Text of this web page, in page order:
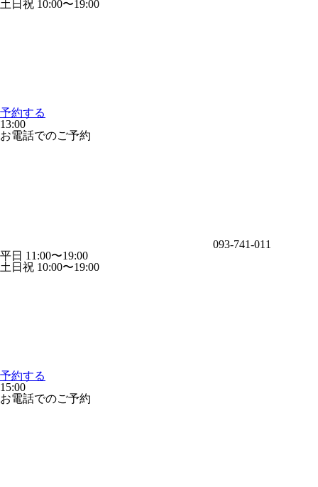
土日祝 10:00〜19:00
予約する
13:00
お電話でのご予約
093-741-011
平日 11:00〜19:00
土日祝 10:00〜19:00
予約する
15:00
お電話でのご予約